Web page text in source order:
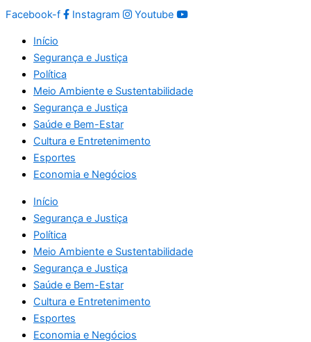
Facebook-f Instagram Youtube
Início
Segurança e Justiça
Política
Meio Ambiente e Sustentabilidade
Segurança e Justiça
Saúde e Bem-Estar
Cultura e Entretenimento
Esportes
Economia e Negócios
Início
Segurança e Justiça
Política
Meio Ambiente e Sustentabilidade
Segurança e Justiça
Saúde e Bem-Estar
Cultura e Entretenimento
Esportes
Economia e Negócios